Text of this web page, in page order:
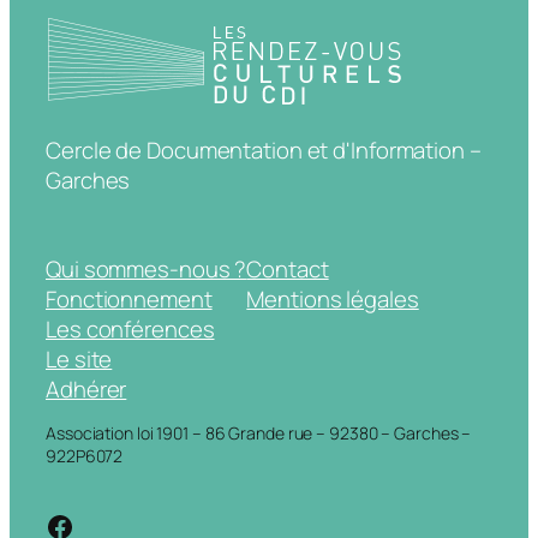
Cercle de Documentation et d'Information –
Garches
Qui sommes-nous ?
Fonctionnement
Les conférences
Le site
Adhérer
Contact
Mentions légales
Association loi 1901 – 86 Grande rue – 92380 – Garches –
922P6072
https://www.facebook.com/